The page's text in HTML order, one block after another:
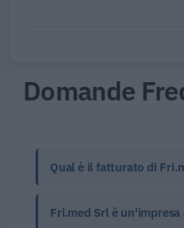
Domande
Qual è il fatturato di
Fri.med Srl è